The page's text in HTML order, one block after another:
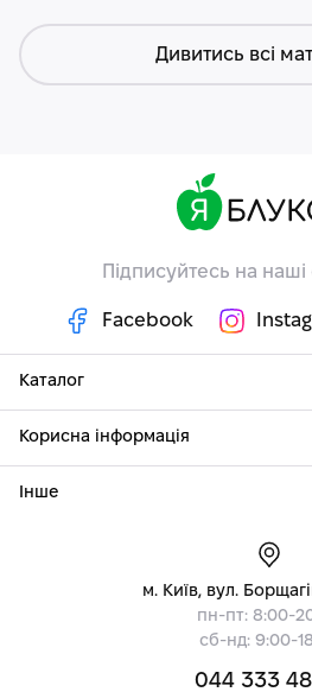
Дивитись всі
Підписуйтесь на
Facebook
Каталог
Корисна інформація
Інше
м. Київ, вул.
пн-пт: 8:00-
сб-нд: 9:00-
044 333